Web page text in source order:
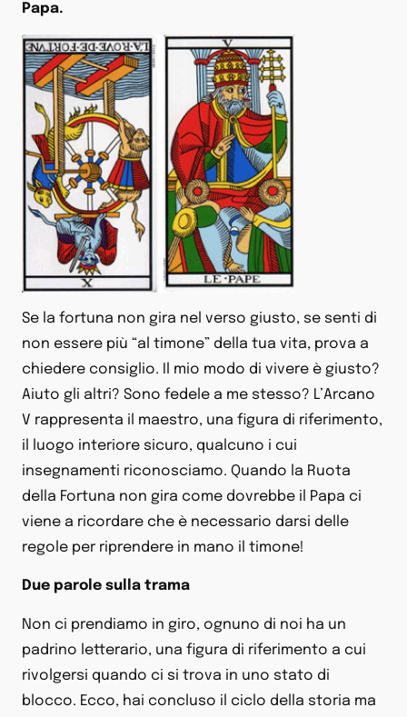
Papa.
Se la fortuna non gira nel verso giusto, se senti di
non essere più “al timone” della tua vita, prova a
chiedere consiglio. Il mio modo di vivere è giusto?
Aiuto gli altri? Sono fedele a me stesso? L’Arcano
V rappresenta il maestro, una figura di riferimento,
il luogo interiore sicuro, qualcuno i cui
insegnamenti riconosciamo. Quando la Ruota
della Fortuna non gira come dovrebbe il Papa ci
viene a ricordare che è necessario darsi delle
regole per riprendere in mano il timone!
Due parole sulla trama
Non ci prendiamo in giro, ognuno di noi ha un
padrino letterario, una figura di riferimento a cui
rivolgersi quando ci si trova in uno stato di
blocco. Ecco, hai concluso il ciclo della storia ma